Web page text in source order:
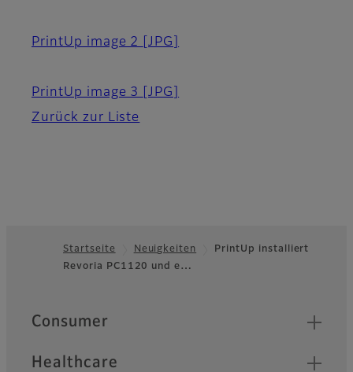
PrintUp image 2 [JPG]
PrintUp image 3
[JPG]
Zurück zur Liste
Footer
Startseite Neuigkeiten
PrintUp installiert
Revoria PC1120 und e…
Quick Links
Consumer
Healthcare